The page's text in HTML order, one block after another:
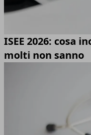
ISEE 2026: cosa
molti non sanno